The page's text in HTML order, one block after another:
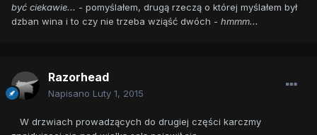
być ciekawie... - pomyślałem, drugą rzeczą o której myślałem był
dzban wina i to czy nie trzeba wziąść dwóch - hmmm...
Razorhead
Napisano Luty 1, 2015
W drzwiach prowadzących do drugiej części karczmy